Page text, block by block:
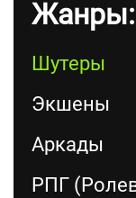
Жанры:
Шутеры
Экшены
Аркады
РПГ